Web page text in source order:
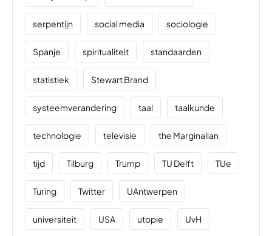
serpentijn social media sociologie
Spanje spiritualiteit standaarden
statistiek Stewart Brand
systeemverandering taal taalkunde
technologie televisie the Marginalian
tijd Tilburg Trump TU Delft TUe
Turing Twitter UAntwerpen
universiteit USA utopie UvH